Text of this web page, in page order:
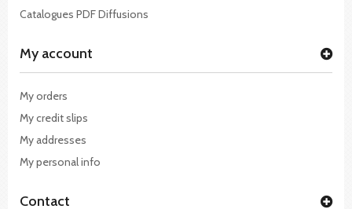
Catalogues PDF Diffusions
My account
My orders
My credit slips
My addresses
My personal info
Contact